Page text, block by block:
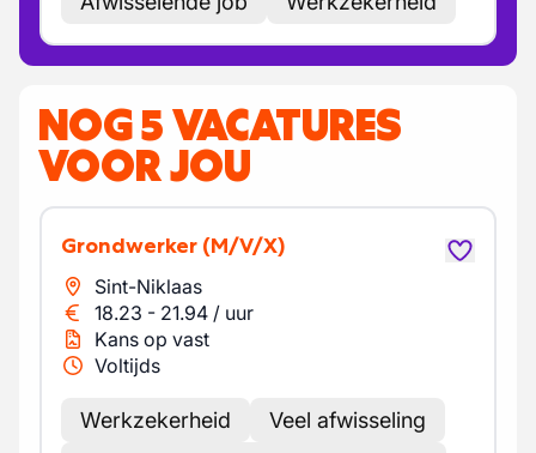
NOG 5 VACATURES
VOOR JOU
Grondwerker (M/V/X)
Sint-Niklaas
18.23 - 21.94 / uur
Kans op vast
Voltijds
Werkzekerheid
Veel afwisseling